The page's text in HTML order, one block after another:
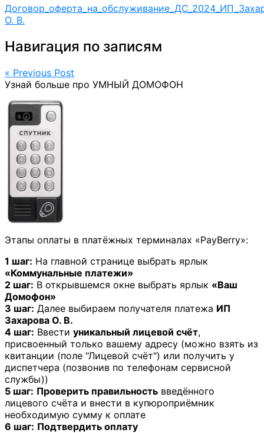
О. В.
Навигация по записям
« Previous Post
Узнай больше про УМНЫЙ ДОМОФОН
Этапы оплаты в платёжных терминалах «PayBerry»:
1 шаг: На главной странице выбрать ярлык
«Коммунальные платежи»
2 шаг: В открывшемся окне выбрать ярлык «Ваш
Домофон»
3 шаг: Далее выбираем получателя платежа ИП
Захарова О. В.
4 шаг: Ввести уникальный лицевой счёт,
присвоенный только вашему адресу (можно взять из
квитанции (поле "Лицевой счёт") или получить у
диспетчера (позвонив по телефонам сервисной
службы))
5 шаг: Проверить правильность введённого
лицевого счёта и внести в купюроприёмник
необходимую сумму к оплате
6 шаг: Подтвердить оплату